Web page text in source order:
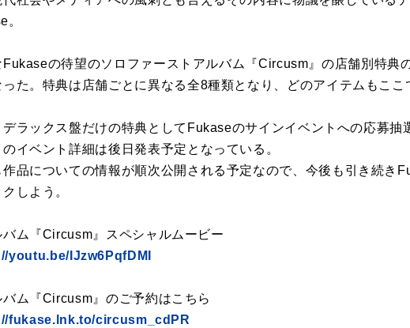
。
Fukaseの待望のソロファーストアルバム『Circusm』の店舗別特典
た。特典は店舗ごとに異なる全8種類となり、どのアイテムもここ
デラックス盤だけの特典としてFukaseのサインイベントへの応募抽
のイベント詳細は後日発表予定となっている。
作品についての情報が順次公開される予定なので、今後も引き続き
しよう。
ム『Circusm』スペシャルムービー
youtu.be/IJzw6PqfDMI
ム『Circusm』のご予約はこちら
fukase.lnk.to/circusm_cdPR